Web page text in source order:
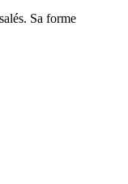
Sa forme